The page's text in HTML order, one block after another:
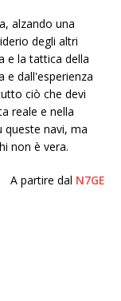
alzando una
degli altri
e la tattica della
e dall'esperienza
ciò che devi
reale e nella
navi, ma
non è vera.
A partire dal N7GE